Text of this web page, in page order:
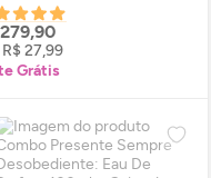
27,99
Grátis